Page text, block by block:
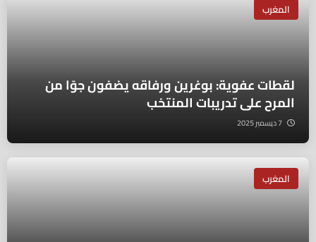
المغرب
لقطات عفوية: بوغرين ورفاقه يضفون جوًا من
المرح على تدريبات المنتخب
المغرب